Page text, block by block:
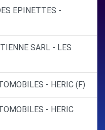
EPINETTES -
SARL - LES
- HERIC (F)
- HERIC